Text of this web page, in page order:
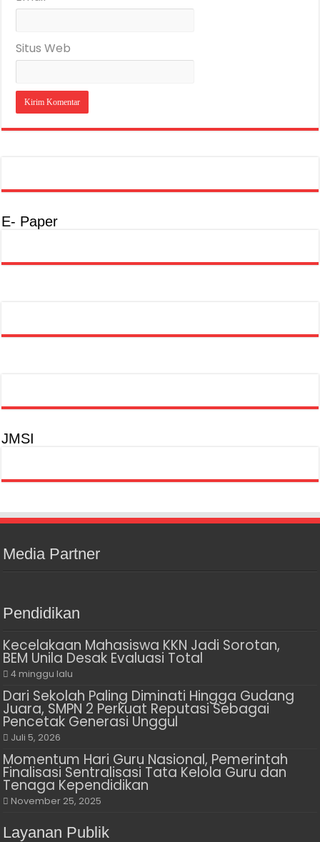
Situs Web
E- Paper
JMSI
Media Partner
Pendidikan
Kecelakaan Mahasiswa KKN Jadi Sorotan,
BEM Unila Desak Evaluasi Total
4 minggu lalu
Dari Sekolah Paling Diminati Hingga Gudang
Juara, SMPN 2 Perkuat Reputasi Sebagai
Pencetak Generasi Unggul
Juli 5, 2026
Momentum Hari Guru Nasional, Pemerintah
Finalisasi Sentralisasi Tata Kelola Guru dan
Tenaga Kependidikan
November 25, 2025
Layanan Publik